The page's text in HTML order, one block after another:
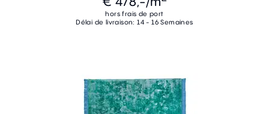
hors frais de port
Délai de livraison: 14 - 16 Semaines